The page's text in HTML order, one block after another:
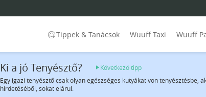
Tippek & Tanácsok Wuuff Taxi Wuuff
Ki a jó Tenyésztő?
Következö tipp
Egy igazi tenyésztő csak olyan egészséges kutyákat von
hirdetéséből, sokat elárul.